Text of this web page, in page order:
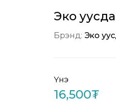
Эко
Брэнд: Эко
Үнэ
16,500₮